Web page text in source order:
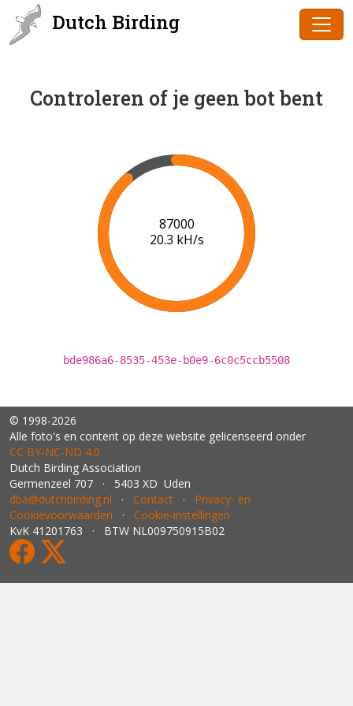
Dutch Birding
Controleren of je geen bot bent
89000
20.4 kH/s
bde986a6-8535-453e-b0e9-6c0c5ccb5508
© 1998-2026
Alle foto's en content op deze website gelicenseerd onder
CC BY‑NC‑ND 4.0
Dutch Birding Association
Germenzeel 707 · 5403 XD Uden
dba@dutchbirding.nl · Contact · Privacy- en
Cookievoorwaarden · Cookie-instellingen
KvK 41201763 · BTW NL009750915B02